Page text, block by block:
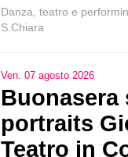
Danza, teatro e
S.Chiara
Ven.07 agosto 2026
Buonasera
portraits
Teatro in